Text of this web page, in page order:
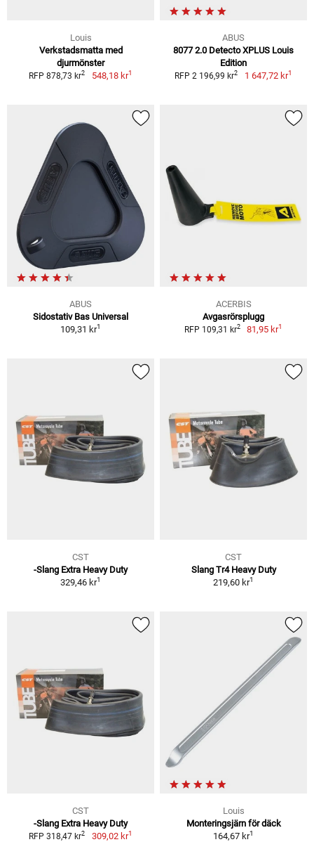
Louis
Verkstadsmatta med
djurmönster
RFP 878,73 kr2 548,18 kr1
ABUS
8077 2.0 Detecto XPLUS Louis
Edition
RFP 2 196,99 kr2 1 647,72 kr1
ABUS
Sidostativ Bas Universal
109,31 kr1
ACERBIS
Avgasrörsplugg
RFP 109,31 kr2 81,95 kr1
CST
-Slang Extra Heavy Duty
329,46 kr1
CST
Slang Tr4 Heavy Duty
219,60 kr1
CST
-Slang Extra Heavy Duty
RFP 318,47 kr2 309,02 kr1
Louis
Monteringsjärn för däck
164,67 kr1